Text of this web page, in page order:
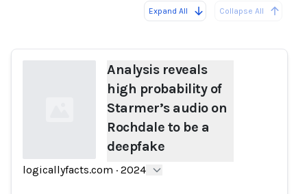
Expand All Collapse All
Analysis reveals
high probability of
Starmer’s audio on
Rochdale to be a
deepfake
logicallyfacts.com · 2024